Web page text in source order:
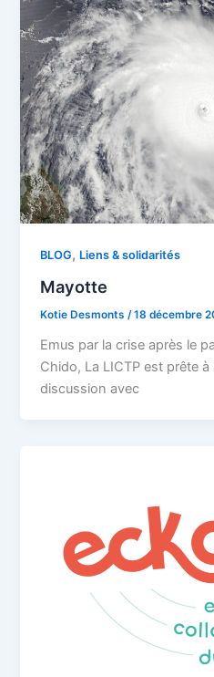
BLOG, Liens & solidarités
Mayotte
Kotie Desmonts/18 décembre
Emus par la crise après le
Chido, La LICTP est prête
discussion avec